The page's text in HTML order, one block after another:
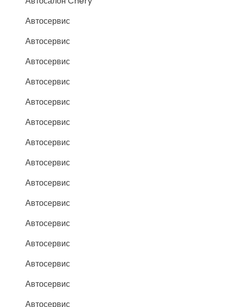
Автосервис
Автосервис
Автосервис
Автосервис
Автосервис
Автосервис
Автосервис
Автосервис
Автосервис
Автосервис
Автосервис
Автосервис
Автосервис
Автосервис
Автосервис